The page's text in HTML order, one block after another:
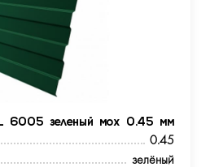
6005 зеленый мох 0.45 мм
0.45
зелёный